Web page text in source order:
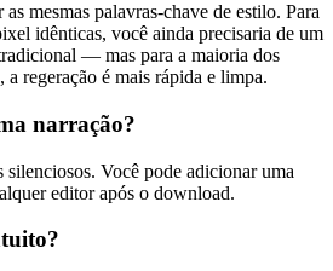
mesmas palavras-chave de estilo. Para
idênticas, você ainda precisaria de um
— mas para a maioria dos
a regeração é mais rápida e limpa.
narração?
Você pode adicionar uma
editor após o download.